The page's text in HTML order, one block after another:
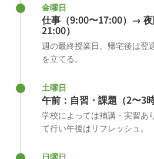
金曜日
仕事（9:00〜17:00）→
21:00）
週の最終授業日。帰宅後は翌
を立てる。
土曜日
午前：自習・課題（2〜3
学校によっては補講・実習あ
て行い午後はリフレッシュ。
日曜日